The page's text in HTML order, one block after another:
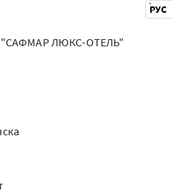
РУС
"САФМАР ЛЮКС-ОТЕЛЬ"